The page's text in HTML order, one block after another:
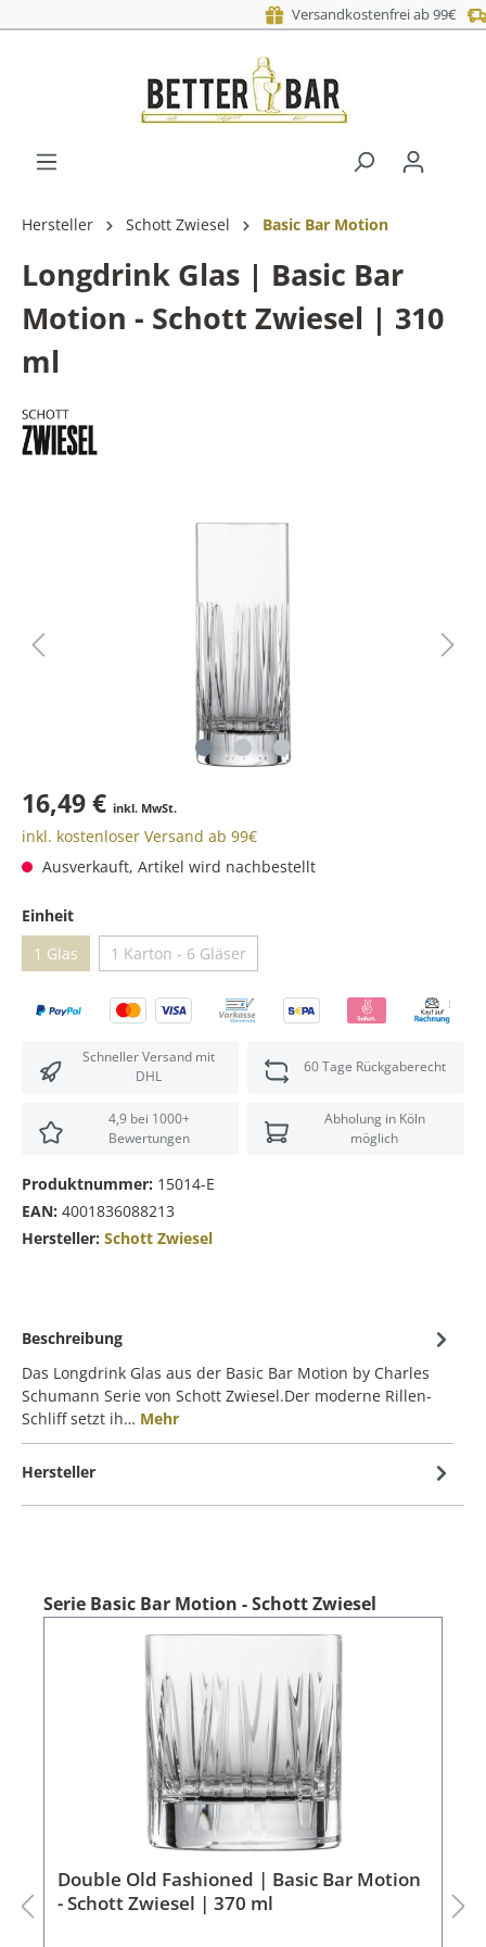
Versand am nächsten
Hersteller Schott Zwiesel Basic Bar Motion
Longdrink Glas | Basic Bar
Motion - Schott Zwiesel | 310
ml
16,49 € inkl. MwSt.
inkl. kostenloser Versand ab 99€
Ausverkauft, Artikel wird nachbestellt
Einheit
1 Glas
1 Karton - 6 Gläser
Schneller Versand mit
DHL
60 Tage Rückgaberecht
4,9 bei 1000+
Bewertungen
Abholung in Köln
möglich
Produktnummer: 15014-E
EAN: 4001836088213
Hersteller: Schott Zwiesel
Beschreibung
Das Longdrink Glas aus der Basic Bar Motion by Charles
Schumann Serie von Schott Zwiesel.Der moderne Rillen-
Schliff setzt ih… Mehr
Hersteller
Serie Basic Bar Motion - Schott Zwiesel
Double Old Fashioned | Basic Bar Motion
- Schott Zwiesel | 370 ml